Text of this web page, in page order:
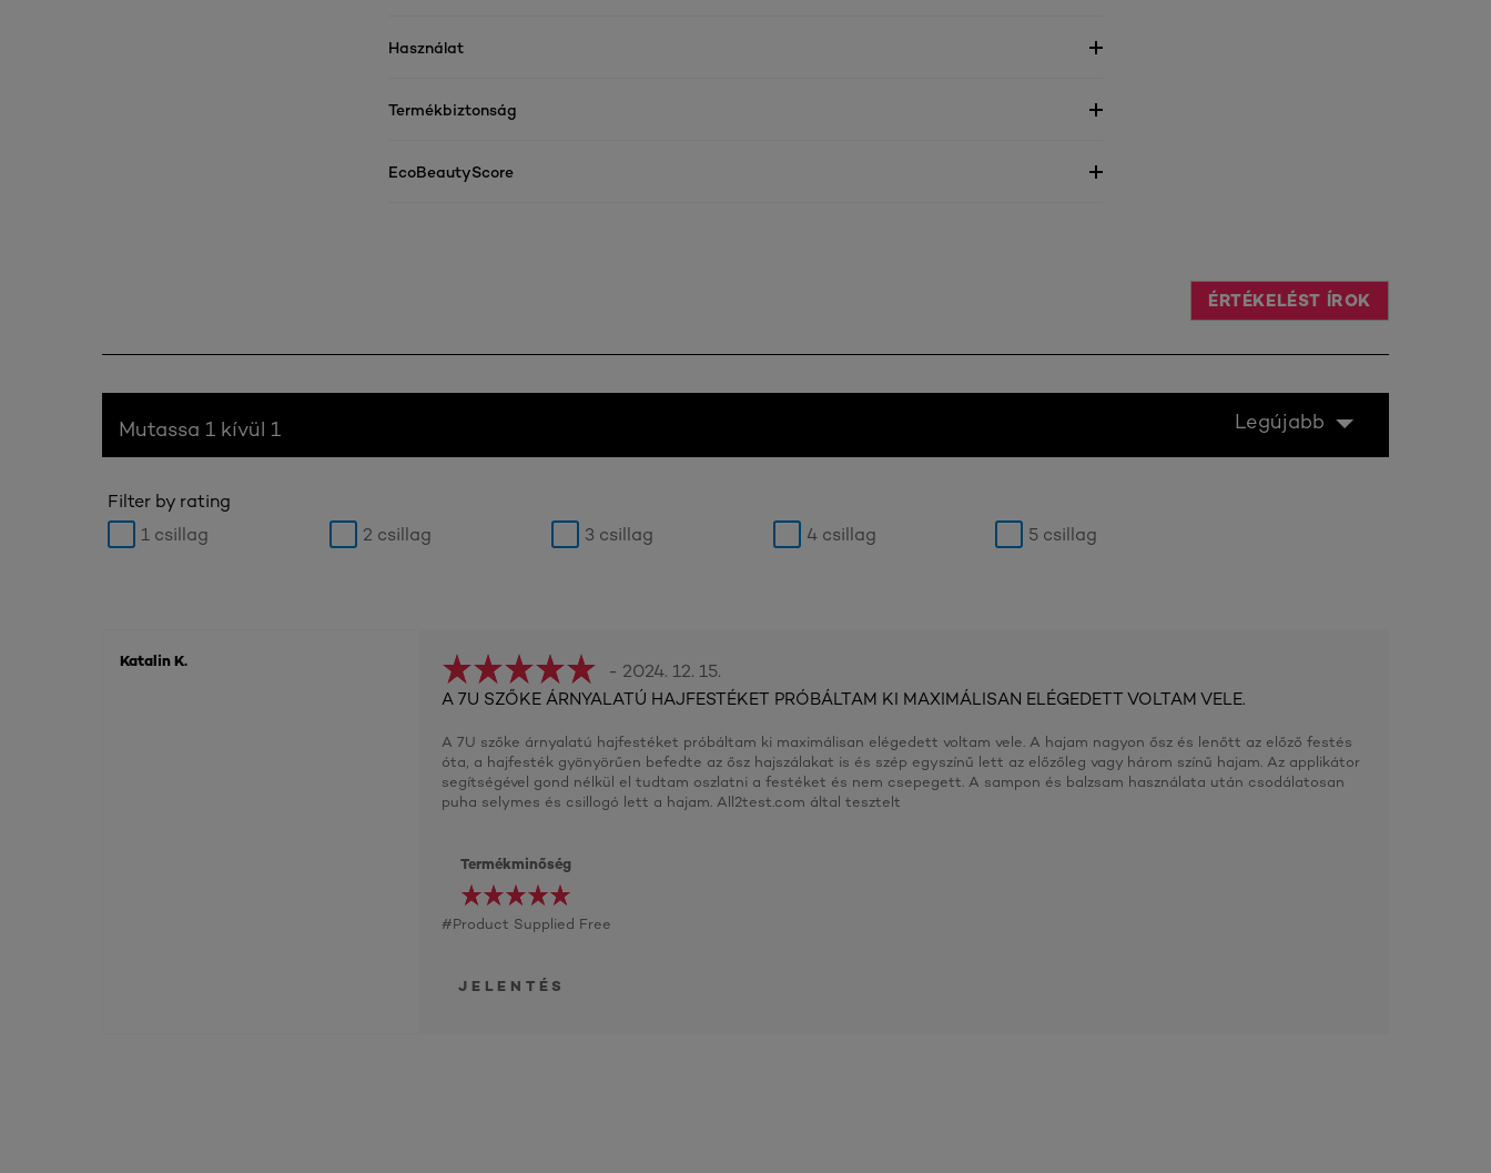
Használat
Termékbiztonság
EcoBeautyScore
ÉRTÉKELÉST ÍROK
Mutassa 1 kívül 1 Legújabb
Filter by rating
1 csillag
2 csillag 3 csillag 4 csillag 5 csillag
Katalin K. - 2024. 12. 15.
A 7U SZŐKE ÁRNYALATÚ HAJFESTÉKET PRÓBÁLTAM KI MAXIMÁLISAN ELÉGEDETT VOLTAM VELE.
A 7U szőke árnyalatú hajfestéket próbáltam ki maximálisan elégedett voltam vele. A hajam nagyon ősz és lenőtt az előző festés
óta, a hajfesték gyönyörűen befedte az ősz hajszálakat is és szép egyszínű lett az előzőleg vagy három színű hajam. Az applikátor
segítségével gond nélkül el tudtam oszlatni a festéket és nem csepegett. A sampon és balzsam használata után csodálatosan
puha selymes és csillogó lett a hajam. All2test.com által tesztelt
Termékminőség
#Product Supplied Free
JELENTÉS